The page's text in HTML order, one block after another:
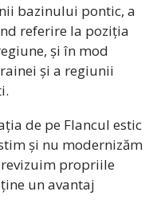
bazinului pontic, a
referire la poziția
și în mod
și a regiunii
de pe Flancul estic
și nu modernizăm
propriile
un avantaj